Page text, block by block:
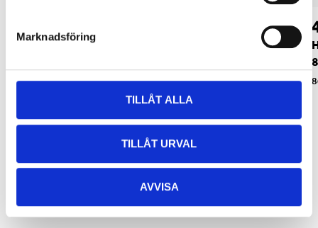
Marknadsföring
TILLÅT ALLA
TILLÅT URVAL
AVVISA
Barnsäkring, 3 st. Petskydd, 12-pack
Relaterade produkter